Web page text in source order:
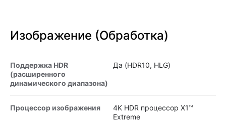
Изображение (Обработка)
Поддержка HDR
(расширенного
динамического диапазона)
Да (HDR10, HLG)
Процессор изображения
4K HDR процессор X1™
Extreme